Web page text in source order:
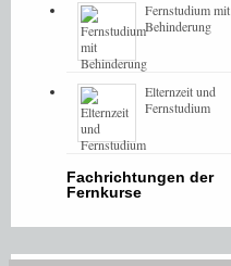
Fernstudium mit
Behinderung
Elternzeit und
Fernstudium
Fachrichtungen der
Fernkurse